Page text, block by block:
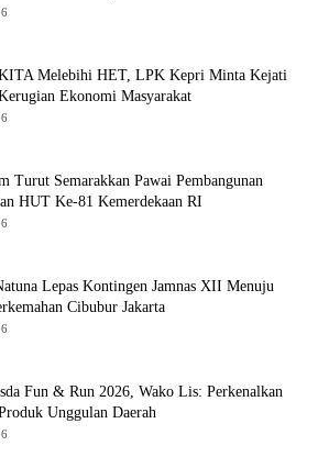
Melebihi HET, LPK Kepri Minta Kejati
Ekonomi Masyarakat
Turut Semarakkan Pawai Pembangunan
HUT Ke-81 Kemerdekaan RI
Lepas Kontingen Jamnas XII Menuju
Cibubur Jakarta
Fun & Run 2026, Wako Lis: Perkenalkan
Unggulan Daerah